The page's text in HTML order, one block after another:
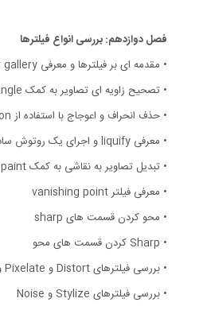
فصل دوازدهم: بررسی انواع فیلترها
• مقدمه ای بر فیلترها و معرفی filter gallery
• تصحیح زاویه ای تصاویر به کمک adaptive wide angle
• حذف انحراف و اعوجاج با استفاده از lens correction
• معرفی liquify و اجرای یک روتوش ساده
• تبدیل تصاویر به نقاشی به کمک oil paint
• معرفی فیلتر vanishing point
• محو کردن قسمت های sharp
• Sharp کردن قسمت های محو
• بررسی فیلترهای Distort و Pixelate و ایجاد یک فضای برفی
• بررسی فیلترهای Stylize و Noise